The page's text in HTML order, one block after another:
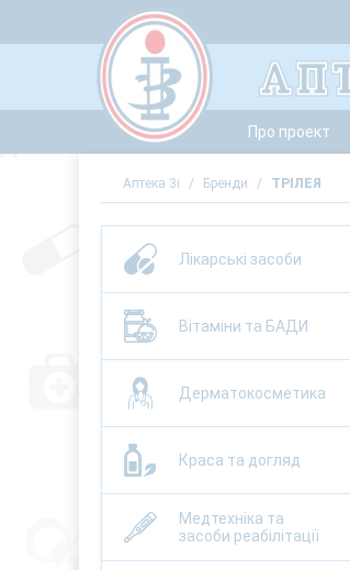
Про проект
Аптека 3i / Бренди / ТРІЛЕЯ
Лікарські засоби
Вітаміни та БАДИ
Дерматокосметика
Краса та догляд
Медтехніка та
засоби реабілітації